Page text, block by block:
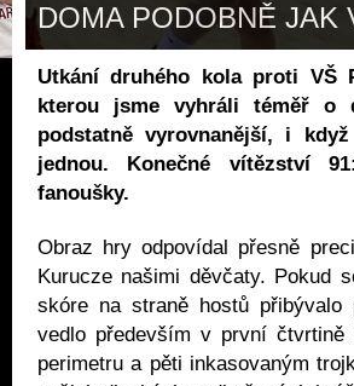
DOMA PODOBNĚ JAK
Utkání druhého kola proti VŠ
kterou jsme vyhráli téměř o
podstatně vyrovnanější, i
jednou. Konečné vítězství
fanoušky.
Obraz hry odpovídal přesně
Kurucze našimi děvčaty. Pokud
skóre na straně hostů přibývalo
vedlo především v první
perimetru a pěti inkasovaným